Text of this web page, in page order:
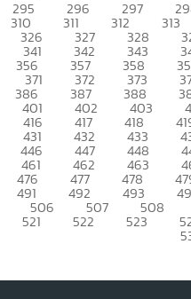
295 296 297
310 311 312 313
326 327 328
341 342 343
356 357 358
371 372 373
386 387 388
401 402 403
416 417 418
431 432 433
446 447 448
461 462 463
476 477 478
491 492 493
506 507 508
521 522 523